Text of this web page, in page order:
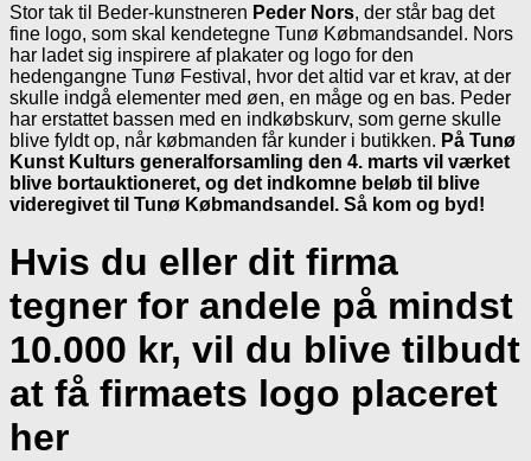
Stor tak til Beder-kunstneren Peder Nors, der står bag det
fine logo, som skal kendetegne Tunø Købmandsandel. Nors
har ladet sig inspirere af plakater og logo for den
hedengangne Tunø Festival, hvor det altid var et krav, at der
skulle indgå elementer med øen, en måge og en bas. Peder
har erstattet bassen med en indkøbskurv, som gerne skulle
blive fyldt op, når købmanden får kunder i butikken. På Tunø
Kunst Kulturs generalforsamling den 4. marts vil værket
blive bortauktioneret, og det indkomne beløb til blive
videregivet til Tunø Købmandsandel. Så kom og byd!
Hvis du eller dit firma
tegner for andele på mindst
10.000 kr, vil du blive tilbudt
at få firmaets logo placeret
her